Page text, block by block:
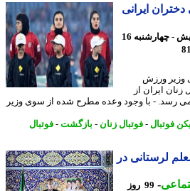
ایرانی
94 روز پیش - چهارشنبه 16
ورزش
زنان ایران از
- با وجود وعده مطرح شده از سوی وزیر
-فوتبال زنان -بازگشت-فوتبال
معلم لرستانی در
-
99 روز